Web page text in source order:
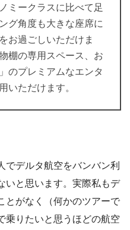
ミークラスに比べて足
グ角度も大きな座席に
お過ごしいただけま
棚の専用スペース、お
のプレミアムなエンタ
いただけます。
でデルタ航空をバンバン利
いと思います。実際私もデ
とがなく（何かのツアーで
乗りたいと思うほどの航空